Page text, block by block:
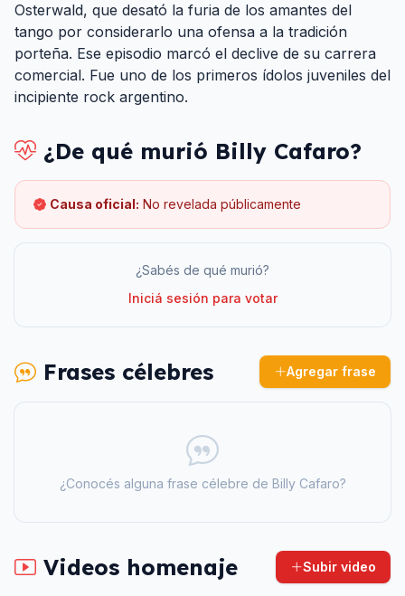
Osterwald, que desató la furia de los amantes del
tango por considerarlo una ofensa a la tradición
porteña. Ese episodio marcó el declive de su carrera
comercial. Fue uno de los primeros ídolos juveniles del
incipiente rock argentino.
¿De qué murió Billy Cafaro?
Causa oficial: No revelada públicamente
¿Sabés de qué murió?
Iniciá sesión para votar
Frases célebres Agregar frase
¿Conocés alguna frase célebre de Billy Cafaro?
Videos homenaje Subir video